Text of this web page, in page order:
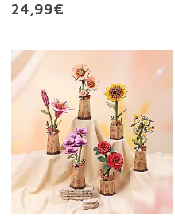
24,99€